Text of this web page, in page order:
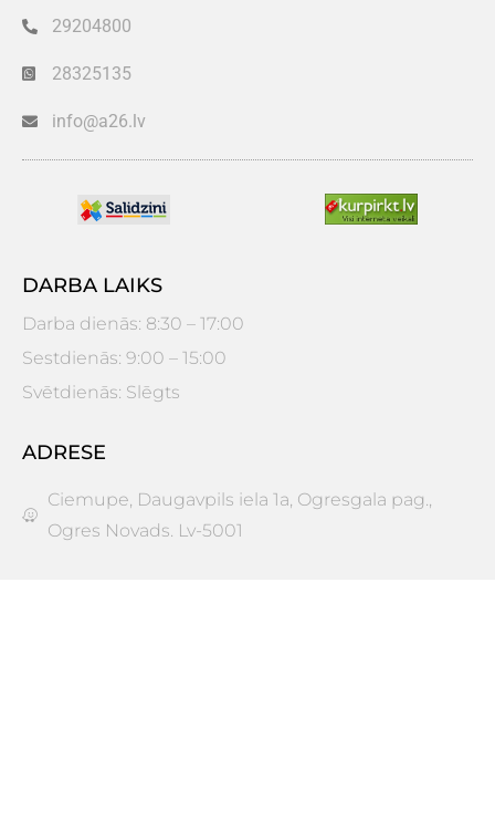
29204800
28325135
info@a26.lv
DARBA LAIKS
Darba dienās: 8:30 – 17:00
Sestdienās: 9:00 – 15:00
Svētdienās: Slēgts
ADRESE
Ciemupe, Daugavpils iela 1a, Ogresgala pag.,
Ogres Novads. Lv-5001